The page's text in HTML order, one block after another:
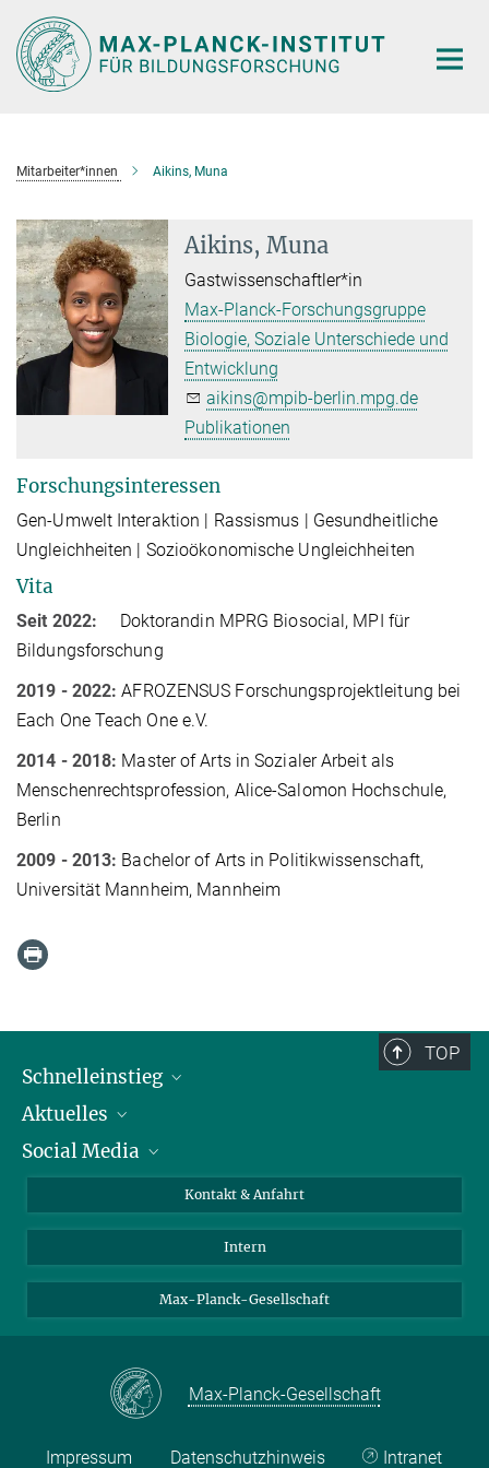
Hauptinhalt
Mitarbeiter*innen Aikins, Muna
Aikins, Muna
Gastwissenschaftler*in
Max-Planck-Forschungsgruppe
Biologie, Soziale Unterschiede und
Entwicklung
aikins@mpib-berlin.mpg.de
Publikationen
Forschungsinteressen
Gen-Umwelt Interaktion | Rassismus | Gesundheitliche
Ungleichheiten | Sozioökonomische Ungleichheiten
Vita
Seit 2022: Doktorandin MPRG Biosocial, MPI für
Bildungsforschung
2019 - 2022: AFROZENSUS Forschungsprojektleitung bei
Each One Teach One e.V.
2014 - 2018: Master of Arts in Sozialer Arbeit als
Menschenrechtsprofession, Alice-Salomon Hochschule,
Berlin
2009 - 2013: Bachelor of Arts in Politikwissenschaft,
Universität Mannheim, Mannheim
TOP
Schnelleinstieg
Personen
Pressebereich
Aktuelles
Stellenangebote
Social Media
LinkedIn
Kontakt & Anfahrt
Intern
Max-Planck-Gesellschaft
Max-Planck-Gesellschaft
Impressum Datenschutzhinweis Intranet